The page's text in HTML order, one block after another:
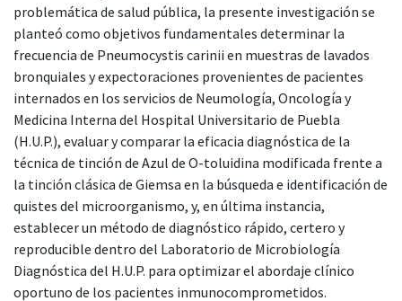
problemática de salud pública, la presente investigación se
planteó como objetivos fundamentales determinar la
frecuencia de Pneumocystis carinii en muestras de lavados
bronquiales y expectoraciones provenientes de pacientes
internados en los servicios de Neumología, Oncología y
Medicina Interna del Hospital Universitario de Puebla
(H.U.P.), evaluar y comparar la eficacia diagnóstica de la
técnica de tinción de Azul de O-toluidina modificada frente a
la tinción clásica de Giemsa en la búsqueda e identificación de
quistes del microorganismo, y, en última instancia,
establecer un método de diagnóstico rápido, certero y
reproducible dentro del Laboratorio de Microbiología
Diagnóstica del H.U.P. para optimizar el abordaje clínico
oportuno de los pacientes inmunocomprometidos.